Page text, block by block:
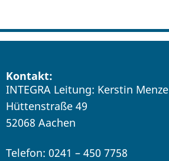
Kontakt:
INTEGRA Leitung: Kerstin Menze
Hüttenstraße 49
52068 Aachen
Telefon: 0241 – 450 7758